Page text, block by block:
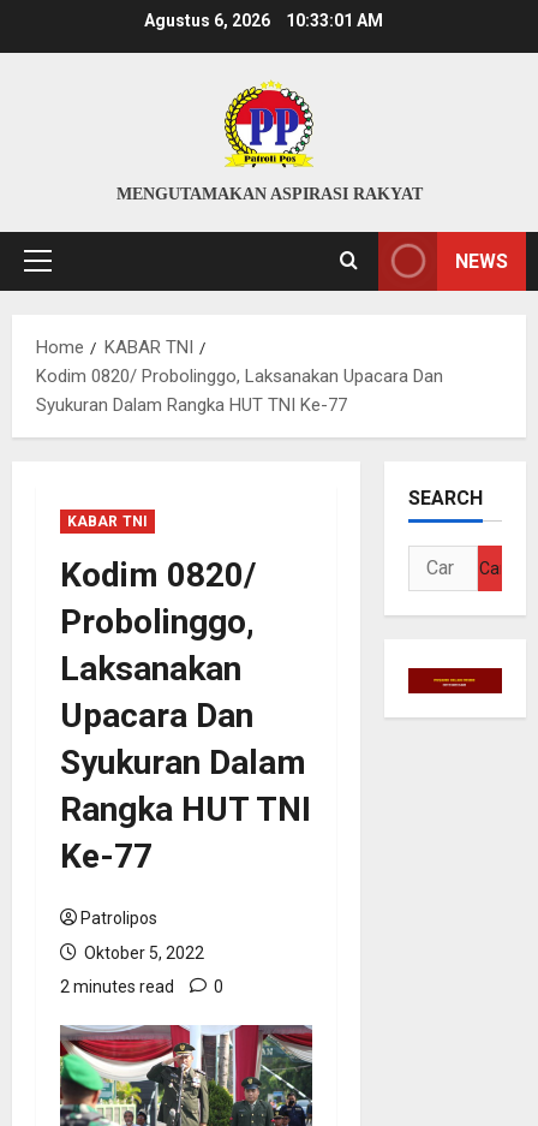
Agustus 6, 2026 10:33:01 AM
MENGUTAMAKAN ASPIRASI RAKYAT
Primary
NEWS
Home
KABAR TNI
Kodim 0820/ Probolinggo, Laksanakan Upacara Dan
Syukuran Dalam Rangka HUT TNI Ke-77
KABAR TNI
Kodim 0820/
Probolinggo,
Laksanakan
Upacara Dan
Syukuran Dalam
Rangka HUT TNI
Ke-77
Patrolipos
Oktober 5, 2022
2 minutes read
0
SEARCH
Cari
untuk: